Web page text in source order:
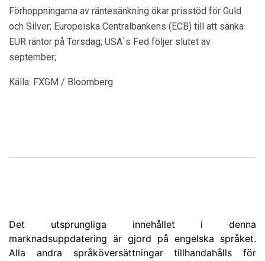
Förhoppningarna av räntesänkning ökar prisstöd för Guld
och Silver; Europeiska Centralbankens (ECB) till att sänka
EUR räntor på Torsdag; USA`s Fed följer slutet av
september;
Källa: FXGM / Bloomberg
Det utsprungliga innehållet i denna
marknadsuppdatering är gjord på engelska språket.
Alla andra språköversättningar tillhandahålls för